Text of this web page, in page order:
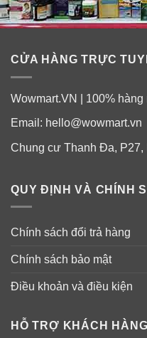
CỬA HÀNG TRỰC
Wowmart.VN | 100% hàng
Email: hello@wowmart.vn
Chung cư Thanh Đa, P27,
QUY ĐỊNH VÀ CHÍNH
Chính sách đổi trả hàng
Chính sách bảo mật
Điều khoản và điều kiện
HỖ TRỢ KHÁCH HÀNG